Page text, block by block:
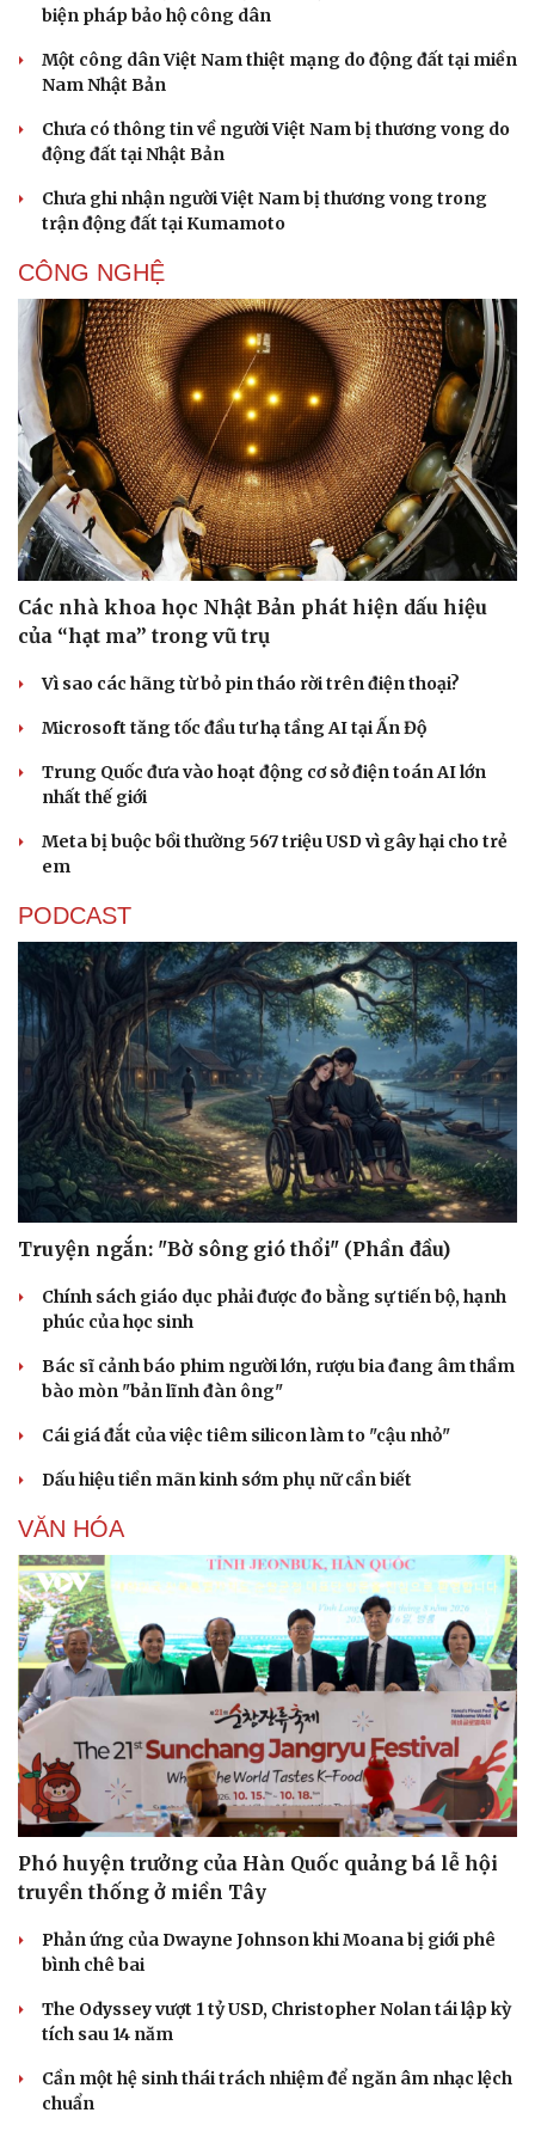
Sức khỏe
Dinh dưỡng - món ngon
Cây thuốc
Sản phụ khoa
Nhi khoa
Nam khoa
Làm đẹp - giảm cân
Phòng mạch online
Ăn sạch sống khỏe
Đời sống
Nhà đẹp
Blog
Tình yêu - Gia đình
biện pháp bảo hộ công dân
Một công dân Việt Nam thiệt mạng do động đất tại miền
Nam Nhật Bản
Chưa có thông tin về người Việt Nam bị thương vong do
động đất tại Nhật Bản
Chưa ghi nhận người Việt Nam bị thương vong trong
trận động đất tại Kumamoto
CÔNG NGHỆ
Các nhà khoa học Nhật Bản phát hiện dấu hiệu
của “hạt ma” trong vũ trụ
Vì sao các hãng từ bỏ pin tháo rời trên điện thoại?
Microsoft tăng tốc đầu tư hạ tầng AI tại Ấn Độ
Trung Quốc đưa vào hoạt động cơ sở điện toán AI lớn
nhất thế giới
Meta bị buộc bồi thường 567 triệu USD vì gây hại cho trẻ
em
PODCAST
Truyện ngắn: "Bờ sông gió thổi" (Phần đầu)
Chính sách giáo dục phải được đo bằng sự tiến bộ, hạnh
phúc của học sinh
Bác sĩ cảnh báo phim người lớn, rượu bia đang âm thầm
bào mòn "bản lĩnh đàn ông"
Cái giá đắt của việc tiêm silicon làm to "cậu nhỏ"
Dấu hiệu tiền mãn kinh sớm phụ nữ cần biết
VĂN HÓA
Phó huyện trưởng của Hàn Quốc quảng bá lễ hội
truyền thống ở miền Tây
Phản ứng của Dwayne Johnson khi Moana bị giới phê
bình chê bai
The Odyssey vượt 1 tỷ USD, Christopher Nolan tái lập kỳ
tích sau 14 năm
Cần một hệ sinh thái trách nhiệm để ngăn âm nhạc lệch
chuẩn